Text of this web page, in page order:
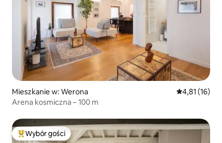
Mieszkanie w: Werona Średnia
4,81 (16)
Arena kosmiczna – 100 m
Najpopularniejsze z kategorii Wybór gości
Wybór gości